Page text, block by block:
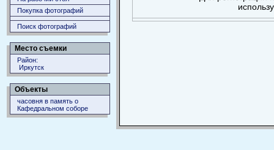
Покупка фотографий
Поиск фотографий
Место съемки
Район:
Иркутск
Объекты
часовня в память о
Кафедральном соборе